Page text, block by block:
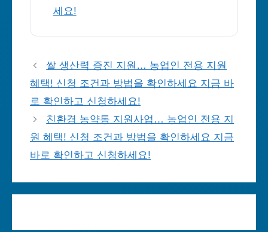
세요!
쌀 생산력 증진 지원… 농업인 전용 지원
혜택! 신청 조건과 방법을 확인하세요 지금 바
로 확인하고 신청하세요!
친환경 농약통 지원사업… 농업인 전용 지
원 혜택! 신청 조건과 방법을 확인하세요 지금
바로 확인하고 신청하세요!